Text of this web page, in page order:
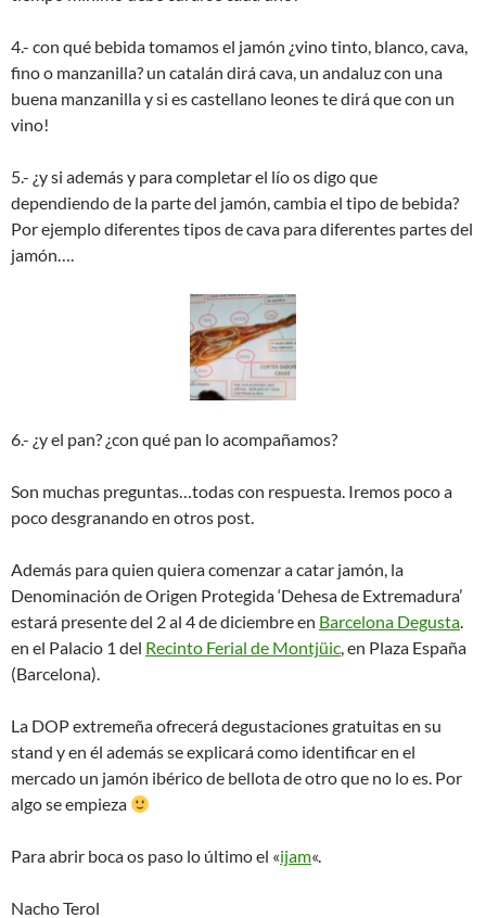
4.- con qué bebida tomamos el jamón ¿vino tinto, blanco, cava,
fino o manzanilla? un catalán dirá cava, un andaluz con una
buena manzanilla y si es castellano leones te dirá que con un
vino!
5.- ¿y si además y para completar el lío os digo que
dependiendo de la parte del jamón, cambia el tipo de bebida?
Por ejemplo diferentes tipos de cava para diferentes partes del
jamón….
6.- ¿y el pan? ¿con qué pan lo acompañamos?
Son muchas preguntas…todas con respuesta. Iremos poco a
poco desgranando en otros post.
Además para quien quiera comenzar a catar jamón, la
Denominación de Origen Protegida ‘Dehesa de Extremadura’
estará presente del 2 al 4 de diciembre en Barcelona Degusta.
en el Palacio 1 del Recinto Ferial de Montjüic, en Plaza España
(Barcelona).
La DOP extremeña ofrecerá degustaciones gratuitas en su
stand y en él además se explicará como identificar en el
mercado un jamón ibérico de bellota de otro que no lo es. Por
algo se empieza
Para abrir boca os paso lo último el «ijam«.
Nacho Terol